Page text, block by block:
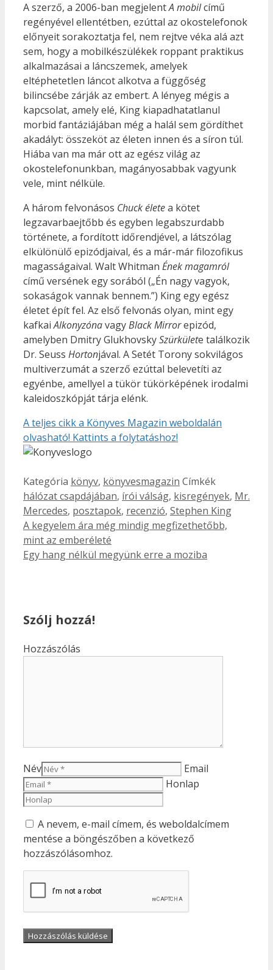
A szerző, a 2006-ban megjelentA mobilcímű
regényével ellentétben, ezúttal az okostelefonok
előnyeit sorakoztatja fel, nem rejtve véka alá azt
sem, hogy a mobilkészülékek roppant praktikus
alkalmazásai a láncszemek, amelyek
eltéphetetlen láncot alkotva a függőség
bilincsébe zárják az embert. A lényeg mégis a
kapcsolat, amely elé, King kiapadhatatlanul
morbid fantáziájában még a halál sem gördíthet
akadályt: összeköt az életen innen és a síron túl.
Hiába van ma már ott az egész világ az
okostelefonunkban, magányosabbak vagyunk
vele, mint nélküle.
A három felvonásos Chuck életea kötet
legzavarbaejtőbb és egyben legabszurdabb
története, a fordított időrendjével, a látszólag
elkülönülő epizódjaival, és a már-már filozofikus
magasságaival. Walt Whitman Ének magamról
című versének egy sorából („Én nagy vagyok,
sokaságok vannak bennem.”) King egy egész
életet épít fel. Az első felvonás olyan, mint egy
kafkaiAlkonyzónavagyBlack Mirrorepizód,
amelyben Dmitry GlukhovskySzürkülete találkozik
Dr. Seuss Hortonjával. A Setét Torony sokvilágos
multiverzumát a szerző ezúttal belevetíti az
egyénbe, amellyel a tükör tükörképének irodalmi
kaleidoszkópját tárja elénk.
A teljes cikk a Könyves Magazin weboldalán
olvasható! Kattints a folytatáshoz!
Kategória könyv, könyvesmagazin Címkék
hálózat csapdájában, írói válság, kisregények, Mr.
Mercedes, posztapok, recenzió, Stephen King
A kegyelem ára még mindig megfizethetőbb,
mint az emberéleté
Egy hang nélkül megyünk erre a moziba
Szólj hozzá!
Hozzászólás
Név
Email
Honlap
A nevem, e-mail címem, és weboldalcímem
mentése a böngészőben a következő
hozzászólásomhoz.